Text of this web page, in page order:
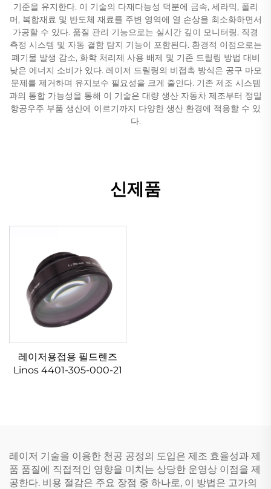
기준을 유지한다. 이 기술의 다재다능성 덕분에 금속, 세라믹, 폴리
머, 복합재료 및 반도체 재료를 주변 영역에 열 손상을 최소화하면서
가공할 수 있다. 품질 관리 기능으로는 실시간 깊이 모니터링, 직경
측정 시스템 및 자동 결함 탐지 기능이 포함된다. 환경적 이점으로는
폐기물 발생 감소, 화학 처리제 사용 배제 및 기존 드릴링 방법 대비
낮은 에너지 소비가 있다. 레이저 드릴링의 비접촉 방식은 공구 마모
문제를 제거하며 유지보수 필요성을 크게 줄인다. 기존 제조 시스템
과의 통합 가능성을 통해 이 기술은 대량 생산 자동차 제조부터 정밀
항공우주 부품 생산에 이르기까지 다양한 생산 환경에 적응할 수 있
다.
신제품
레이저용접용 필드렌즈
Linos 4401-305-000-21
레이저 기술을 이용한 천공 공정의 도입은 제조 효율성과 제
품 품질에 직접적인 영향을 미치는 상당한 운영상 이점을 제
공한다. 비용 절감은 주요 장점 중 하나로, 이 방법은 고가의